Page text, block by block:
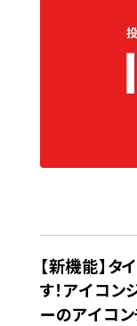
【新機能】
す！アイコン
ーのアイコ